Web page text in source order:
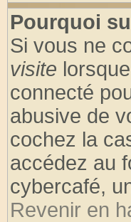
Pourquoi
Si vous ne
visite
connecté
abusive de
cochez la
accédez au
cybercafé,
Revenir en